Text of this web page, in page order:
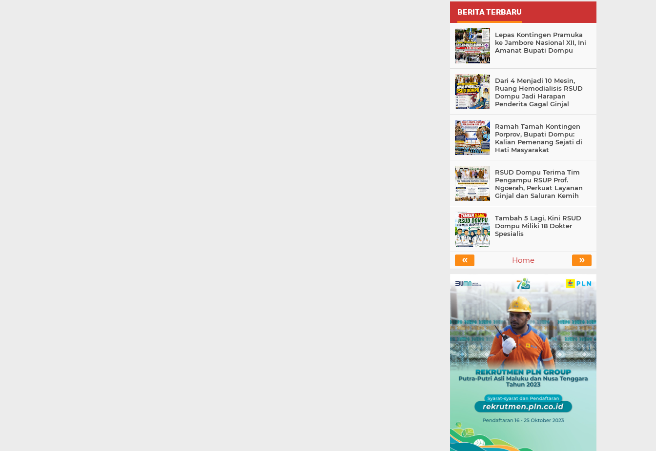
BERITA TERBARU
Lepas Kontingen Pramuka
ke Jambore Nasional XII, Ini
Amanat Bupati Dompu
Dari 4 Menjadi 10 Mesin,
Ruang Hemodialisis RSUD
Dompu Jadi Harapan
Penderita Gagal Ginjal
Ramah Tamah Kontingen
Porprov, Bupati Dompu:
Kalian Pemenang Sejati di
Hati Masyarakat
RSUD Dompu Terima Tim
Pengampu RSUP Prof.
Ngoerah, Perkuat Layanan
Ginjal dan Saluran Kemih
Tambah 5 Lagi, Kini RSUD
Dompu Miliki 18 Dokter
Spesialis
« »
Home